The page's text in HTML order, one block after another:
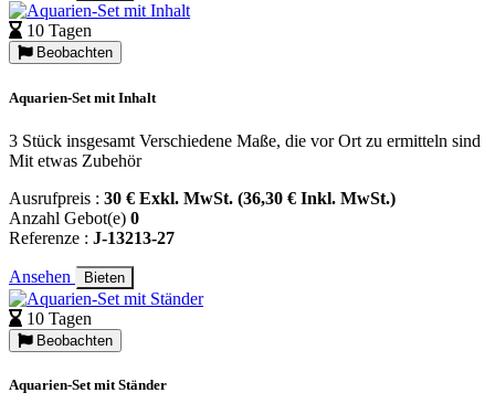
10 Tagen
Beobachten
Aquarien-Set mit Inhalt
3 Stück insgesamt Verschiedene Maße, die vor Ort zu ermitteln sind
Mit etwas Zubehör
Ausrufpreis : 30 € Exkl. MwSt. (36,30 € Inkl. MwSt.)
Anzahl Gebot(e) 0
Referenze : J-13213-27
Ansehen Bieten
10 Tagen
Beobachten
Aquarien-Set mit Ständer